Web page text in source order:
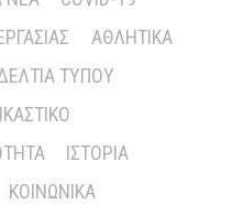
ΑΘΛΗΤΙΚΆ
ΤΎΠΟΥ
ΙΣΤΟΡΊΑ
ΚΟΙΝΩΝΙΚΆ